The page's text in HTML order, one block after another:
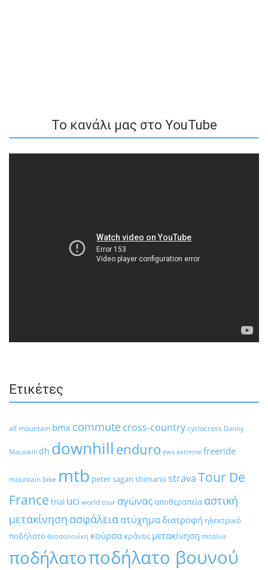
To κανάλι μας στο YouTube
Ετικέτες
all mountain bmx commutecross-countrycyclocross Danny
Macaskill dh downhill enduro ews extreme freeride
mountain bike mtb peter sagan shimano stravaTour De
France trial uci world tour αγώναςαποθεραπεία αστική
μετακίνηση ασφάλειαατύχημα διατροφή ηλεκτρικό
ποδήλατο θεσσαλονίκη κούρσα κράνος μετακίνηση πετάλια
ποδήλατοποδήλατο βουνού